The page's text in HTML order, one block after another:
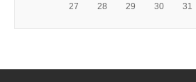
27
28 29 30 31